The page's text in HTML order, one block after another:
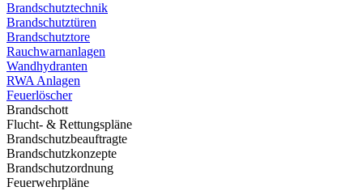
Brandschutztechnik
Brandschutztüren
Brandschutztore
Rauchwarnanlagen
Wandhydranten
RWA Anlagen
Feuerlöscher
Brandschott
Flucht- & Rettungspläne
Brandschutzbeauftragte
Brandschutzkonzepte
Brandschutzordnung
Feuerwehrpläne